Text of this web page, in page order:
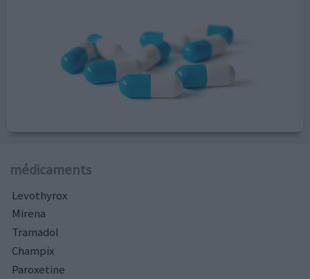
médicaments
Levothyrox
Mirena
Tramadol
Champix
Paroxetine